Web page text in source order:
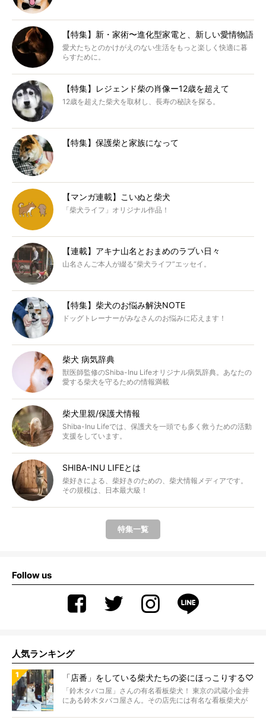
【特集】新・家術〜進化型家電と、新しい愛情物語
愛犬たちとのかけがえのない生活をもっと楽しく快適に暮
らすために。
【特集】レジェンド柴の肖像ー12歳を超えて
12歳を超えた柴犬を取材し、長寿の秘訣を探る。
【特集】保護柴と家族になって
【マンガ連載】こいぬと柴犬
「柴犬ライフ」オリジナル作品！
【連載】アキナ山名とおまめのラブい日々
山名さんご本人が綴る“柴犬ライフ”エッセイ。
【特集】柴犬のお悩み解決NOTE
ドッグトレーナーがみなさんのお悩みに応えます！
柴犬 病気辞典
獣医師監修のShiba-Inu Lifeオリジナル病気辞典。あなたの
愛する柴犬を守るための情報満載
柴犬里親/保護犬情報
Shiba-Inu Lifeでは、保護犬を一頭でも多く救うための活動
支援をしています。
SHIBA-INU LIFEとは
柴好きによる、柴好きのための、柴犬情報メディアです。
その規模は、日本最大級！
特集一覧
Follow us
人気ランキング
「店番」をしている柴犬たちの姿にほっこりする♡
「鈴木タバコ屋」さんの有名看板柴犬！ 東京の武蔵小金井
にある鈴木タバコ屋さん。その店先には有名な看板柴犬が